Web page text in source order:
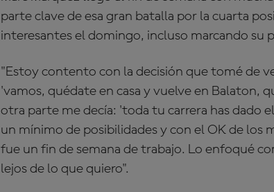
parte clave de esa gran batalla por la cuarta
interesantes el domingo, incluso marcando su
"Estoy contento con la decisión que tomé de
'vamos, quédate en casa y vuelve en Balaton,
otra parte me decía: 'toda tu carrera has dado
un mínimo de posibilidades y con el OK de los
fue un fin de semana de trabajo. Lo enfoqué
lejos de lo que quiero".